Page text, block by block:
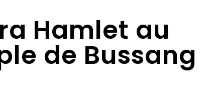
Hamlet au
de Bussang